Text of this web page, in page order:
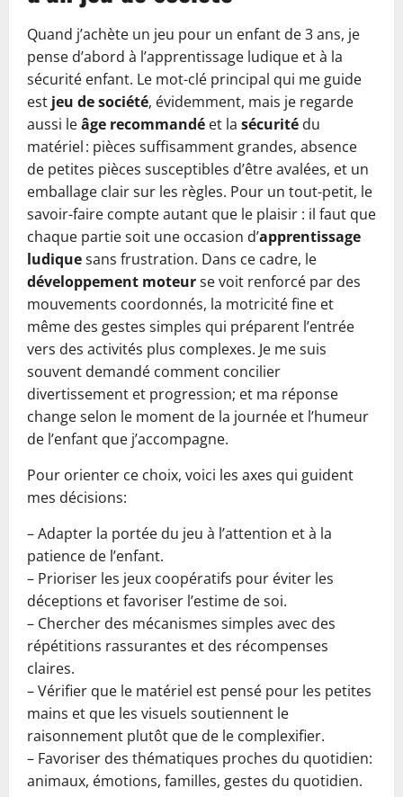
Quand j’achète un jeu pour un enfant de 3 ans, je
pense d’abord à l’apprentissage ludique et à la
sécurité enfant. Le mot-clé principal qui me guide
est jeu de société, évidemment, mais je regarde
aussi leâge recommandé et la sécurité du
matériel : pièces suffisamment grandes, absence
de petites pièces susceptibles d’être avalées, et un
emballage clair sur les règles. Pour un tout-petit, le
savoir-faire compte autant que le plaisir : il faut que
chaque partie soit une occasion d’apprentissage
ludiquesans frustration. Dans ce cadre, le
développement moteurse voit renforcé par des
mouvements coordonnés, la motricité fine et
même des gestes simples qui préparent l’entrée
vers des activités plus complexes. Je me suis
souvent demandé comment concilier
divertissement et progression; et ma réponse
change selon le moment de la journée et l’humeur
de l’enfant que j’accompagne.
Pour orienter ce choix, voici les axes qui guident
mes décisions:
– Adapter la portée du jeu à l’attention et à la
patience de l’enfant.
– Prioriser les jeux coopératifs pour éviter les
déceptions et favoriser l’estime de soi.
– Chercher des mécanismes simples avec des
répétitions rassurantes et des récompenses
claires.
– Vérifier que le matériel est pensé pour les petites
mains et que les visuels soutiennent le
raisonnement plutôt que de le complexifier.
– Favoriser des thématiques proches du quotidien:
animaux, émotions, familles, gestes du quotidien.